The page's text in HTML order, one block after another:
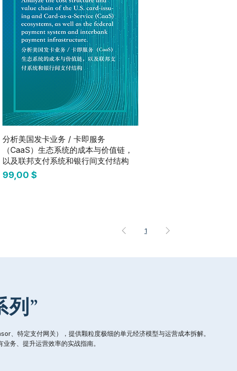
快速瀏覽
分析美国发卡业务 / 卡即服务
（CaaS）生态系统的成本与价值链，
以及联邦支付系统和银行间支付结构
價格
99,00 $
1
”
、特定支付网关），提供颗粒度极细的单元经济模型与运营成本拆解。
务、提升运营效率的实战指南。